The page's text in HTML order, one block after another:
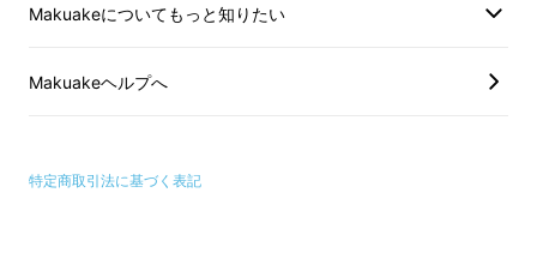
リモートワークが浸透し、パソコンやスマホ、
た、お家時間が増えたこともあり、以前と比べ
「ジータッチ・ワイド」は、そんな現代人の
Makuakeについてもっと知りたい
Makuakeヘルプへ
特定商取引法に基づく表記